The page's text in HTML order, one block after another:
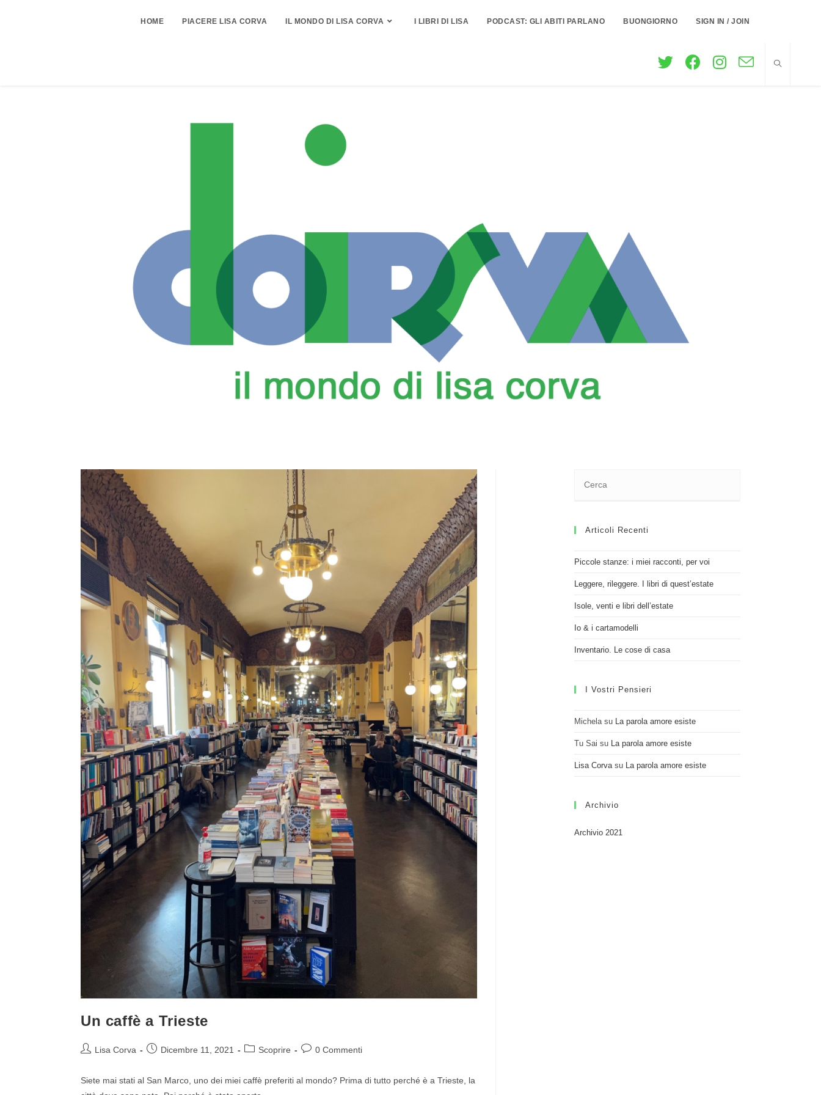
HOME PIACERE LISA CORVA IL MONDO DI LISA CORVA I LIBRI DI LISA PODCAST: GLI ABITI PARLANO BUONGIORNO SIGN IN / JOIN
Un caffè a Trieste
Lisa Corva Dicembre 11, 2021 Scoprire 0 Commenti
Siete mai stati al San Marco, uno dei miei caffè preferiti al mondo? Prima di tutto perché è a Trieste, la
Articoli Recenti
Piccole stanze: i miei racconti, per voi
Leggere, rileggere. I libri di quest’estate
Isole, venti e libri dell’estate
Io & i cartamodelli
Inventario. Le cose di casa
I Vostri Pensieri
Michelasu La parola amore esiste
Tu Sai su La parola amore esiste
Lisa Corvasu La parola amore esiste
Archivio
Archivio 2021